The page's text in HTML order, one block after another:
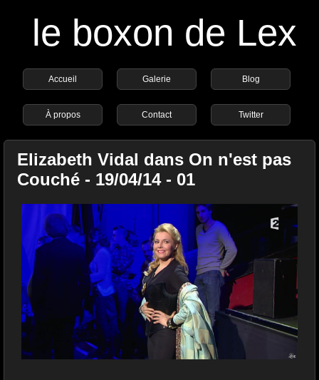
le boxon de Lex
Accueil Galerie Blog
À propos Contact Twitter
Elizabeth Vidal dans On n'est pas
Couché - 19/04/14 - 01